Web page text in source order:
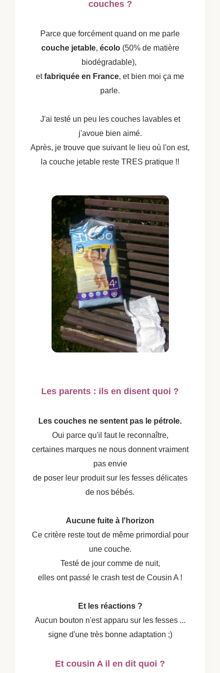
couches ?
Parce que forcément quand on me parle
couche jetable, écolo (50% de matière
biodégradable),
etfabriquée en France, et bien moi ça me
parle.
J'ai testé un peu les couches lavables et
j'avoue bien aimé.
Après, je trouve que suivant le lieu où l'on est,
la couche jetable reste TRES pratique !!
Les parents : ils en disent quoi ?
Les couches ne sentent pas le pétrole.
Oui parce qu'il faut le reconnaître,
certaines marques ne nous donnent vraiment
pas envie
de poser leur produit sur les fesses délicates
de nos bébés.
Aucune fuite à l'horizon
Ce critère reste tout de même primordial pour
une couche.
Testé de jour comme de nuit,
elles ont passé le crash test de Cousin A !
Et les réactions ?
Aucun bouton n'est apparu sur les fesses ...
signe d'une très bonne adaptation ;)
Et cousin A il en dit quoi ?